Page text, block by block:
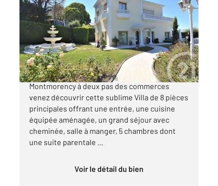
182 m2, 8 pièces
Ref : 5004
Maison à vendre
1 249 000 €
SOISY SOUS MONTMORENCY, limite
Montmorency à deux pas des commerces
venez découvrir cette sublime Villa de 8 pièces
principales offrant une entrée, une cuisine
équipée aménagée, un grand séjour avec
cheminée, salle à manger, 5 chambres dont
une suite parentale ...
Voir le détail du bien